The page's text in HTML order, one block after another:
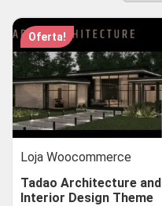
Oferta!
Loja Woocommerce
Tadao Architecture and
Interior Design Theme